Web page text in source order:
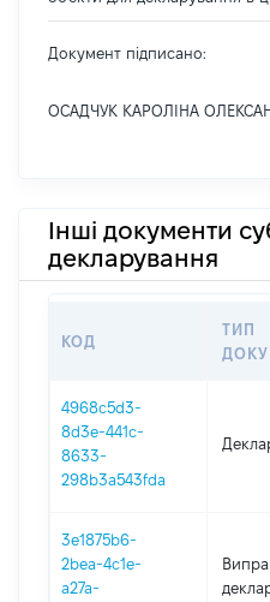
Документ підписано:
ОСАДЧУК КАРОЛІНА
Інші документи
декларування
КОД
ТИП
4968c5d3-
8d3e-441c-
8633-
298b3a543fda
3e1875b6-
2bea-4c1e-
a27a-